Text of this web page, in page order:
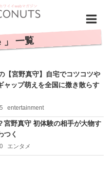
一覧
【宮野真守】自宅でコツコツや
ャップ萌えを全国に撒き散らす
entertainment
宮野真守 初体験の相手が大物す
つく
エンタメ